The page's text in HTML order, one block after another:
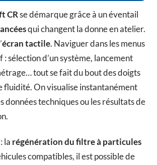
CRse démarque grâce à un éventail
qui changent la donne en atelier.
écran tactile. Naviguer dans les menus
sélection d’un système, lancement
tout se fait du bout des doigts
fluidité. On visualise instantanément
données techniques ou les résultats de
la régénération du filtre à particules
compatibles, il est possible de